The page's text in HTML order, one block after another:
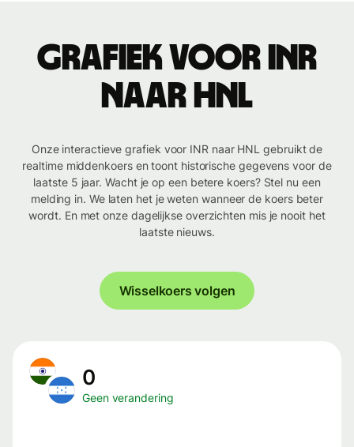
Grafiek voor INR
naar HNL
Onze interactieve grafiek voor INR naar HNL gebruikt de
realtime middenkoers en toont historische gegevens voor de
laatste 5 jaar. Wacht je op een betere koers? Stel nu een
melding in. We laten het je weten wanneer de koers beter
wordt. En met onze dagelijkse overzichten mis je nooit het
laatste nieuws.
Wisselkoers volgen
0
Geen verandering